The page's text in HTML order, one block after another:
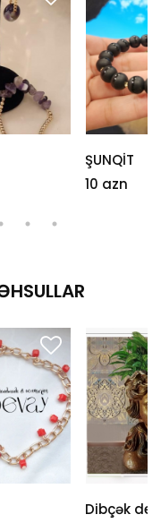
ŞUNQİT
10 azn
Dibçək